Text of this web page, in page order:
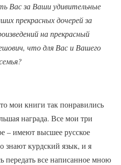
Вас за Ваши удивительные
прекрасных дочерей за
на прекрасный
что для Вас и Вашего
мои книги так понравились
награда. Все мои три
– имеют высшее русское
знают курдский язык, и я
передать все написанное мною